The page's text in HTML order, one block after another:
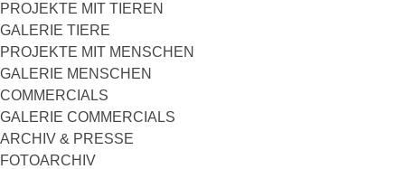
PROJEKTE MIT TIEREN
GALERIE TIERE
PROJEKTE MIT MENSCHEN
GALERIE MENSCHEN
COMMERCIALS
GALERIE COMMERCIALS
ARCHIV & PRESSE
FOTOARCHIV